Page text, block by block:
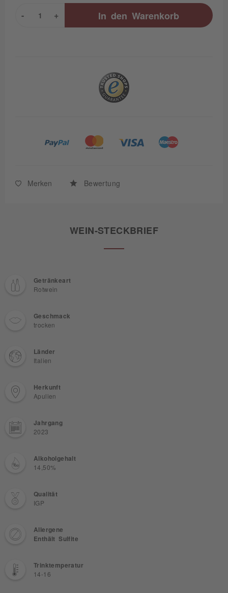
+
- In den Warenkorb
Merken Bewertung
WEIN-STECKBRIEF
Getränkeart
Rotwein
Geschmack
trocken
Länder
Italien
Herkunft
Apulien
Jahrgang
2023
Alkoholgehalt
14,50%
Qualität
IGP
Allergene
Enthält Sulfite
Trinktemperatur
14-16